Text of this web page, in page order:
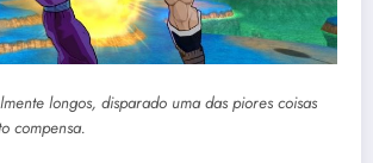
longos, disparado uma das piores coisas
compensa.